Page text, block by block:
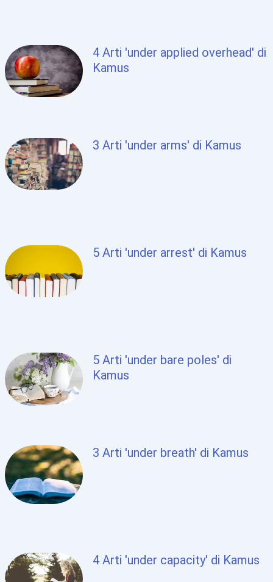
4 Arti 'under applied overhead' di
Kamus
3 Arti 'under arms' di Kamus
5 Arti 'under arrest' di Kamus
5 Arti 'under bare poles' di
Kamus
3 Arti 'under breath' di Kamus
4 Arti 'under capacity' di Kamus